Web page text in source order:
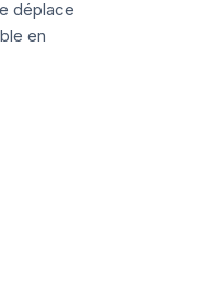
déplace
en